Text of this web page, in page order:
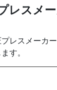
レスメ
レスメーカ
す。